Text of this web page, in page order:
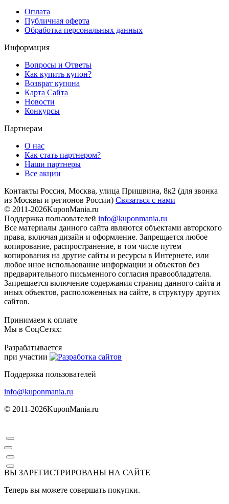
Оплата
Публичная оферта
Обработка персональных данных
Информация
Вопросы и Ответы
Как купить купон?
Возврат купона
Карта Сайта
Новости
Конкурсы
Партнерам
О нас
Как стать партнером?
Наши партнеры
Все акции
Контакты Россия, Москва, улица Пришвина, 8к2 (для звонка
из Москвы и регионов России) Связаться с нами
© 2011-2026KuponMania.ru
Поддержка пользователей info@kuponmania.ru
Все материалы данного сайта являются объектами авторского
права, включая дизайн и оформление. Запрещается любое
копирование, распространение, в том числе путем
копирования на другие сайты и ресурсы в Интернете, или
любое иное использование информации и объектов без
предварительного письменного согласия правообладателя.
Запрещается включение содержания страниц данного сайта и
иных объектов, расположенных на сайте, в структуру других
сайтов.
Принимаем к оплате
Мы в СоцСетях:
Разрабатывается
при участии
Поддержка пользователей
info@kuponmania.ru
© 2011-2026KuponMania.ru
ВЫ ЗАРЕГИСТРИРОВАНЫ НА САЙТЕ
Теперь вы можете совершать покупки.